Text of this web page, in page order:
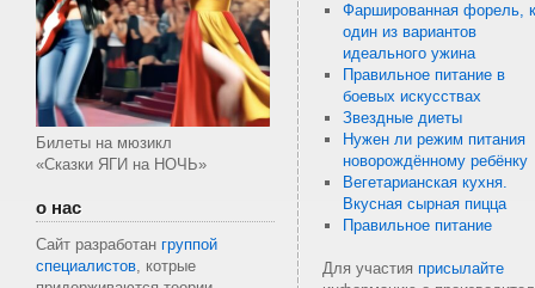
Билеты на мюзикл
«Сказки ЯГИ на НОЧЬ»
о нас
Сайт разработан группой
специалистов, котрые
Фаршированная форель,
один из вариантов
идеального ужина
Правильное питание в
боевых искусствах
Звездные диеты
Нужен ли режим питания
новорождённому ребёнку
Вегетарианская кухня.
Вкусная сырная пицца
Правильное питание
Для участия присылайте